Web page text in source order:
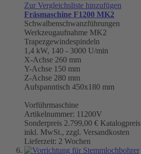
Zur Vergleichsliste hinzufügen
Fräsmaschine F1200 MK2
Schwalbenschwanzführungen
Werkzeugaufnahme MK2
Trapezgewindespindeln
1,4 kW, 140 - 3000 U/min
X-Achse 260 mm
Y-Achse 150 mm
Z-Achse 280 mm
Aufspanntisch 450x180 mm
Vorführmaschine
Artikelnummer: 11200V
Sonderpreis 2.799,00 € Katalogpreis
inkl. MwSt., zzgl. Versandkosten
Lieferzeit: 2 Wochen